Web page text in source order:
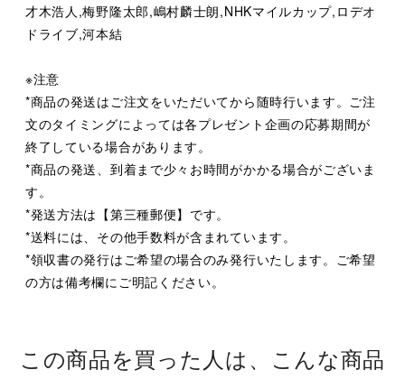
才木浩人,梅野隆太郎,嶋村麟士朗,NHKマイルカップ,ロデオ
ドライブ,河本結
※注意
*商品の発送はご注文をいただいてから随時行います。ご注
文のタイミングによっては各プレゼント企画の応募期間が
終了している場合があります。
*商品の発送、到着まで少々お時間がかかる場合がございま
す。
*発送方法は【第三種郵便】です。
*送料には、その他手数料が含まれています。
*領収書の発行はご希望の場合のみ発行いたします。ご希望
の方は備考欄にご明記ください。
この商品を買った人は、こんな商品